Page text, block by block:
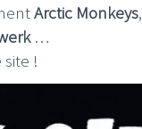
Arctic Monkeys,
…
!